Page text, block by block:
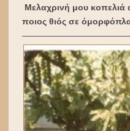
Μελαχρινή μου
ποιος θιός σε